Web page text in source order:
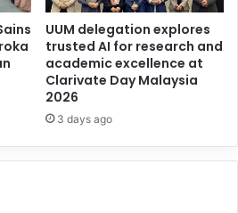
UUM delegation explores
trusted AI for research and
academic excellence at
Clarivate Day Malaysia
2026
3 days ago